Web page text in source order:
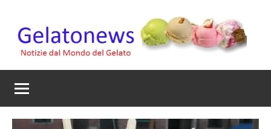
contenuto
Gelato
News
mondo
del
gelato